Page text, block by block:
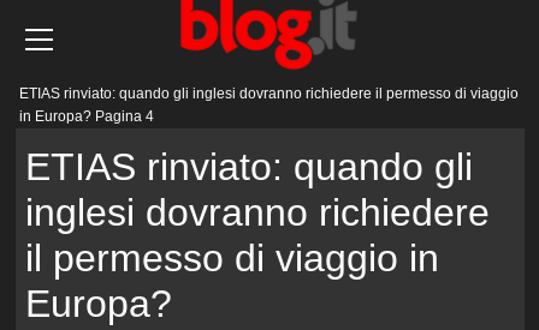
principale
ETIAS rinviato: quando gli inglesi dovranno richiedere il permesso di viaggio
in Europa? Pagina 4
ETIAS rinviato: quando gli
inglesi dovranno richiedere
il permesso di viaggio in
Europa?